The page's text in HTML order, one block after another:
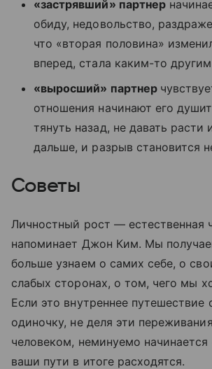
«застрявший» партнер
обиду, недовольство,
что «вторая половина»
вперед, стала каким-то
«выросший» партнер
отношения начинают его
тянуть назад, не давать расти
дальше, и разрыв становится
Советы
Личностный рост — естественная
напоминает Джон Ким. Мы
больше узнаем о самих себе, о
слабых сторонах, о том, чего мы
Если это внутреннее путешествие
одиночку, не деля эти
человеком, неминуемо начинается
ваши пути в итоге расходятся.